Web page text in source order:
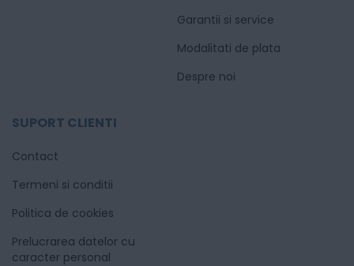
Garantii si service
Modalitati de plata
Despre noi
SUPORT CLIENTI
Contact
Termeni si conditii
Politica de cookies
Prelucrarea datelor cu
caracter personal